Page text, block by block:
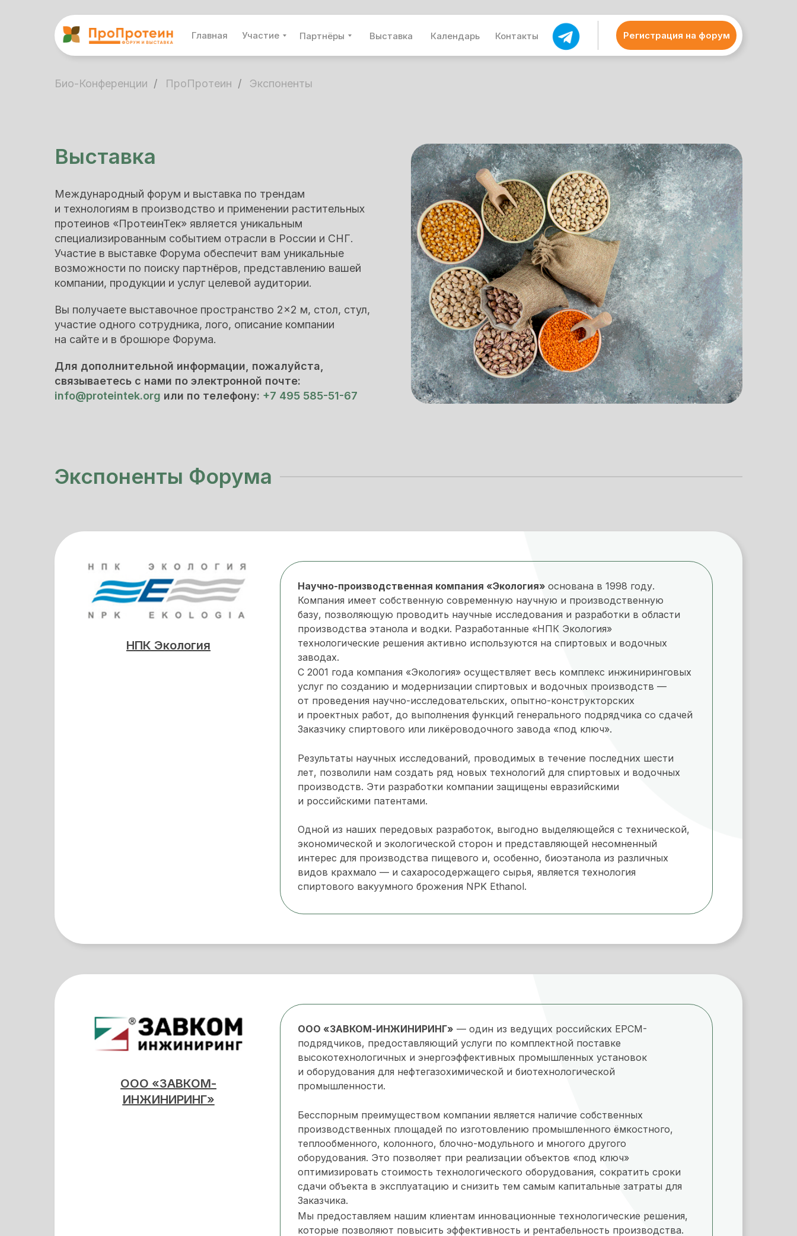
Контакты
Календарь
Выставка
Партнёры
Главная Участие Регистрация на форум
Био-Конференции / ПроПротеин / Экспоненты
Для дополнительной информации, пожалуйста,
связываетесь с нами по электронной почте:
info@proteintek.org или по телефону: +7 495 585-51-67
Вы получаете выставочное пространство 2×2 м, стол, стул,
участие одного сотрудника, лого, описание компании
на сайте и в брошюре Форума.
Международный форум и выставка по трендам
и технологиям в производство и применении растительных
протеинов «ПротеинТек» является уникальным
специализированным событием отрасли в России и СНГ.
Участие в выставке Форума обеспечит вам уникальные
возможности по поиску партнёров, представлению вашей
компании, продукции и услуг целевой аудитории.
Выставка
Экспоненты Форума
НПК Экология
Одной из наших передовых разработок, выгодно выделяющейся с технической,
экономической и экологической сторон и представляющей несомненный
интерес для производства пищевого и, особенно, биоэтанола из различных
видов крахмало — и сахаросодержащего сырья, является технология
спиртового вакуумного брожения NPK Ethanol.
Результаты научных исследований, проводимых в течение последних шести
лет, позволили нам создать ряд новых технологий для спиртовых и водочных
производств. Эти разработки компании защищены евразийскими
и российскими патентами.
С 2001 года компания «Экология» осуществляет весь комплекс инжиниринговых
услуг по созданию и модернизации спиртовых и водочных производств —
от проведения научно-исследовательских, опытно-конструкторских
и проектных работ, до выполнения функций генерального подрядчика со сдачей
Заказчику спиртового или ликёроводочного завода «под ключ».
Научно-производственная компания «Экология» основана в 1998 году.
Компания имеет собственную современную научную и производственную
базу, позволяющую проводить научные исследования и разработки в области
производства этанола и водки. Разработанные «НПК Экология»
технологические решения активно используются на спиртовых и водочных
заводах.
ООО «ЗАВКОМ-
ИНЖИНИРИНГ»
Мы предоставляем нашим клиентам инновационные технологические решения,
которые позволяют повысить эффективность и рентабельность производства.
Бесспорным преимуществом компании является наличие собственных
производственных площадей по изготовлению промышленного ёмкостного,
теплообменного, колонного, блочно-модульного и многого другого
оборудования. Это позволяет при реализации объектов «под ключ»
оптимизировать стоимость технологического оборудования, сократить сроки
сдачи объекта в эксплуатацию и снизить тем самым капитальные затраты для
Заказчика.
ООО «ЗАВКОМ-ИНЖИНИРИНГ» — один из ведущих российских EPCM-
подрядчиков, предоставляющий услуги по комплектной поставке
высокотехнологичных и энергоэффективных промышленных установок
и оборудования для нефтегазохимической и биотехнологической
промышленности.